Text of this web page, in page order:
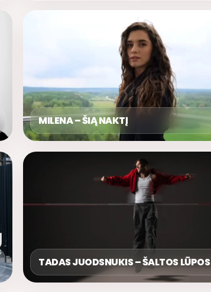
MILENA – ŠIĄ NAKTĮ
TADAS JUODSNUKIS – ŠALTOS LŪPOS